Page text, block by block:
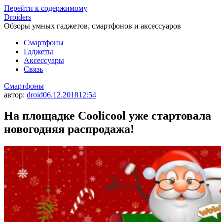
Перейти к содержимому
Droiders
Обзоры умных гаджетов, смартфонов и аксессуаров
Смартфоны
Гаджеты
Аксессуары
Связь
Смартфоны
автор: droid06.12.201812:54
На площадке Coolicool уже стартовала
новогодняя распродажа!